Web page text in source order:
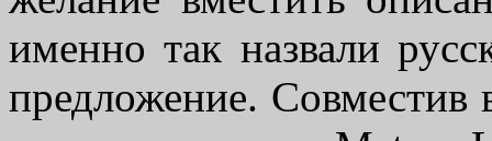
именно так назвали
предложение. Совместив